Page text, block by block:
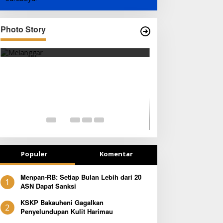
Photo Story
Populer Komentar
1
Menpan-RB: Setiap Bulan Lebih dari 20
ASN Dapat Sanksi
2
KSKP Bakauheni Gagalkan
Penyelundupan Kulit Harimau